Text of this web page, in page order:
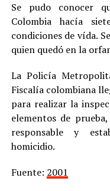
Se pudo conocer
Colombia hacía
condiciones de vída.
quien quedó en la
La Policía
Fiscalía colombiana
para realizar la
elementos de
responsable y
homicidio.
Fuente: 2001